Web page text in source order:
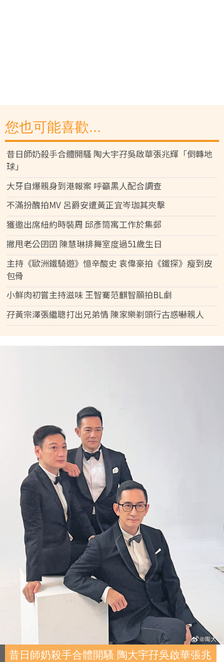
您也可能喜歡...
昔日師奶殺手合體開騷 陶大宇孖吳啟華張兆輝「倒轉地
球」
大牙自爆親身到港報案 呼籲黑人配合調查
不滿扮醜拍MV 呂爵安遭黃正宜岑珈其夾擊
獲邀出席紐約時裝周 邱彥筒寓工作於集郵
撇甩老公囝囝 陳慧琳排舞室度過51歲生日
主持《歐洲鐵騎遊》憶辛酸史 袁偉豪拍《鐵探》瘦到皮
包骨
小鮮肉初嘗主持滋味 王智騫范麒智願拍BL劇
孖黃宗澤張繼聰打出兄弟情 陳家樂剃頭行古惑嚇親人
昔日師奶殺手合體開騷 陶大宇孖吳啟華張兆